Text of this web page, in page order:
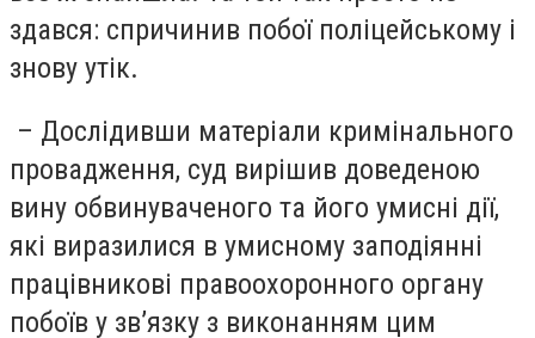
здався: спричинив побої поліцейському і
знову утік.
– Дослідивши матеріали кримінального
провадження, суд вирішив доведеною
вину обвинуваченого та його умисні дії,
які виразилися в умисному заподіянні
працівникові правоохоронного органу
побоїв у зв’язку з виконанням цим